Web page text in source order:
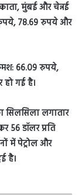
मुंबई और चेन्नई
78.69 रुपये और
66.09 रुपये,
गई है।
सिलसिला लगातार
56 डॉलर प्रति
में पेट्रोल और
है।